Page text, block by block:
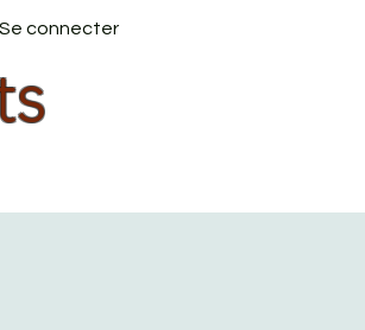
Se connecter